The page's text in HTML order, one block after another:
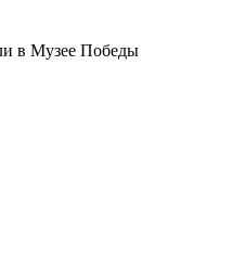
в Музее Победы